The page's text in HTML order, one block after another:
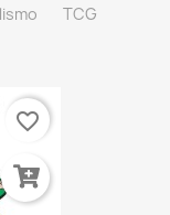
TCG
favorite_border